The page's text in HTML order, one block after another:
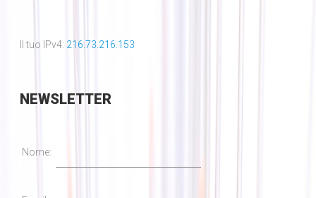
Il tuo IPv4: 216.73.216.153
NEWSLETTER
Nome: